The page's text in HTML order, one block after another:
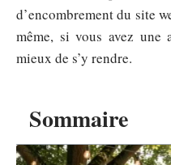
Sommaire
d’encombrement du site
même, si vous avez une
mieux de s’y rendre.